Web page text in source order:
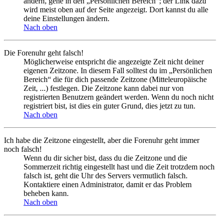
wird meist oben auf der Seite angezeigt. Dort kannst du alle
deine Einstellungen ändern.
Nach oben
Die Forenuhr geht falsch!
Möglicherweise entspricht die angezeigte Zeit nicht deiner
eigenen Zeitzone. In diesem Fall solltest du im „Persönlichen
Bereich“ die für dich passende Zeitzone (Mitteleuropäische
Zeit, ...) festlegen. Die Zeitzone kann dabei nur von
registrierten Benutzern geändert werden. Wenn du noch nicht
registriert bist, ist dies ein guter Grund, dies jetzt zu tun.
Nach oben
Ich habe die Zeitzone eingestellt, aber die Forenuhr geht immer
noch falsch!
Wenn du dir sicher bist, dass du die Zeitzone und die
Sommerzeit richtig eingestellt hast und die Zeit trotzdem noch
falsch ist, geht die Uhr des Servers vermutlich falsch.
Kontaktiere einen Administrator, damit er das Problem
beheben kann.
Nach oben